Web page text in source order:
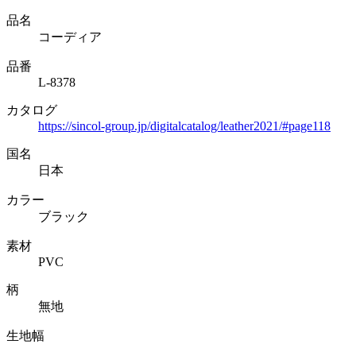
品名
コーディア
品番
L-8378
カタログ
https://sincol-group.jp/digitalcatalog/leather2021/#page118
国名
日本
カラー
ブラック
素材
PVC
柄
無地
生地幅